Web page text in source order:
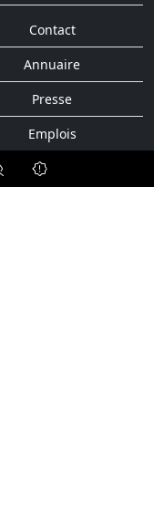
Contact
Annuaire
Presse
Emplois